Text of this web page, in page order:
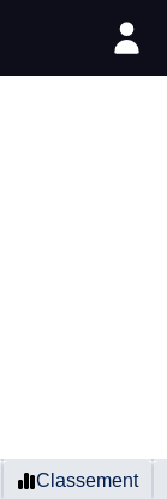
Classement